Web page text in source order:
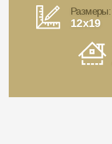
Размеры:
12x19